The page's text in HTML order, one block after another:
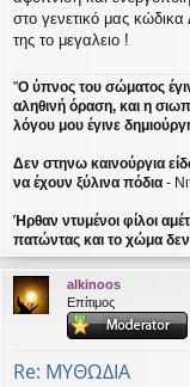
στο γενετικό μας
της το μεγαλειο !
"Ο ύπνος του σώματος
αληθινή όραση, και η
λόγου μου έγινε
Δεν στηνω καινούργια
να έχουν ξύλινα πόδια -
Ήρθαν ντυμένοι φίλοι
πατώντας και το χώμα
alkinoos
Επίτιμος
Re: ΜΥΘΩΔΙΑ